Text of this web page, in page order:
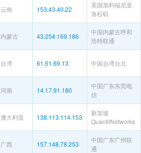
云南 153.43.40.22
美国加利福尼亚
洛杉矶
内蒙古 43.254.169.186
中国内蒙古呼和
浩特联通
台湾 61.61.69.13 中国台湾台北
河南 14.17.91.180
中国广东东莞电
信
澳大利亚 138.113.114.153
新加坡
QuantilNetworks
广西 157.148.78.253
中国广东广州联
通